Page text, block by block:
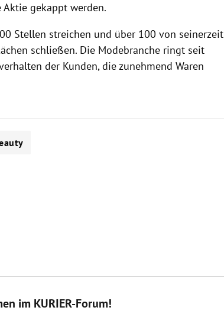
gekappt werden.
Stellen streichen und über 100 von seinerzeit
schließen. Die Modebranche ringt seit
der Kunden, die zunehmend Waren